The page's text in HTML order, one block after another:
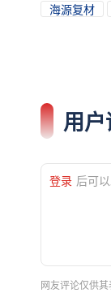
海源复材
用
登录 后可
网友评论仅供